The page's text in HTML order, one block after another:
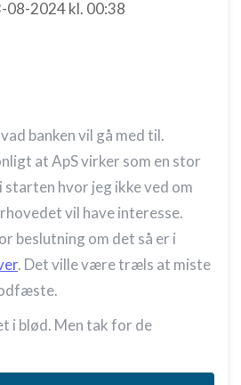
08-2024kl. 00:38
banken vil gå med til.
at ApS virker som en stor
starten hvor jeg ikke ved om
vil have interesse.
beslutning om det så er i
. Det ville være træls at miste
i blød. Men tak for de